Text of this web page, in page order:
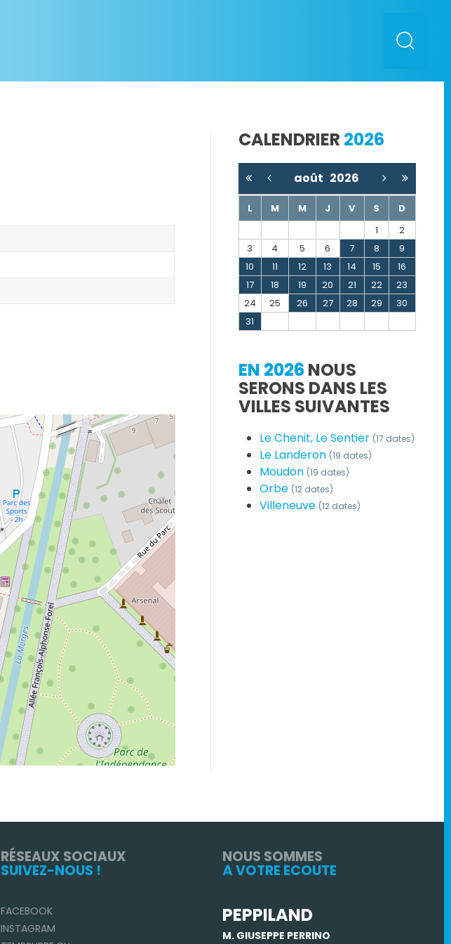
CALENDRIER 2026
août 2026
L M M J V S
D
1
2
3
4 5 6 7 8
9
10
11 12 13 14 15
16
17
18 19 20 21 22
23
24
25 26 27 28 29
30
31
EN 2026 NOUS
SERONS DANS LES
VILLES SUIVANTES
Le Chenit, Le Sentier (17 dates)
Le Landeron (19 dates)
Moudon (19 dates)
Orbe (12 dates)
Villeneuve (12 dates)
RÉSEAUX SOCIAUX
SUIVEZ-NOUS !
FACEBOOK
INSTAGRAM
NOUS SOMMES
À VOTRE ÉCOUTE
PEPPILAND
M. GIUSEPPE PERRINO